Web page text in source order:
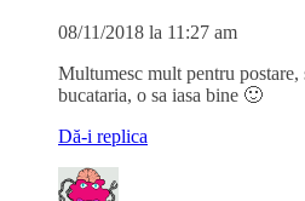
08/11/2018 la 11:27 am
Multumesc mult pentru postare,
bucataria, o sa iasa bine 🙂
Dă-i replica